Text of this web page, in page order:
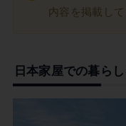
内容を掲載して
日本家屋での暮ら